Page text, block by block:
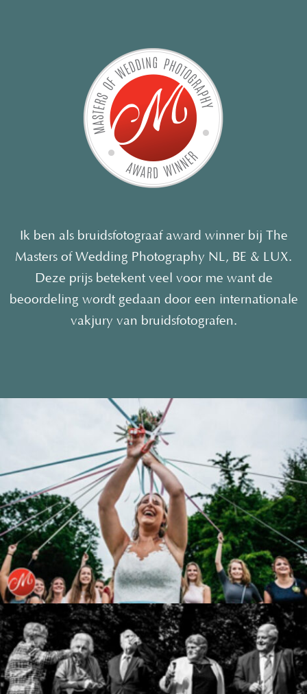
Ik ben als bruidsfotograaf award winner bij The
Masters of Wedding Photography NL, BE & LUX.
Deze prijs betekent veel voor me want de
beoordeling wordt gedaan door een internationale
vakjury van bruidsfotografen.